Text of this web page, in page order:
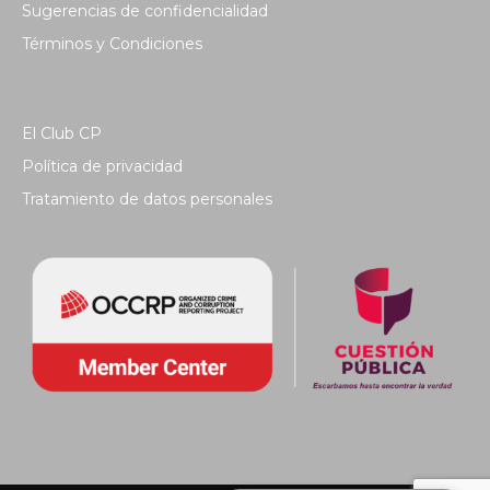
Sugerencias de confidencialidad
Términos y Condiciones
El Club CP
Política de privacidad
Tratamiento de datos personales